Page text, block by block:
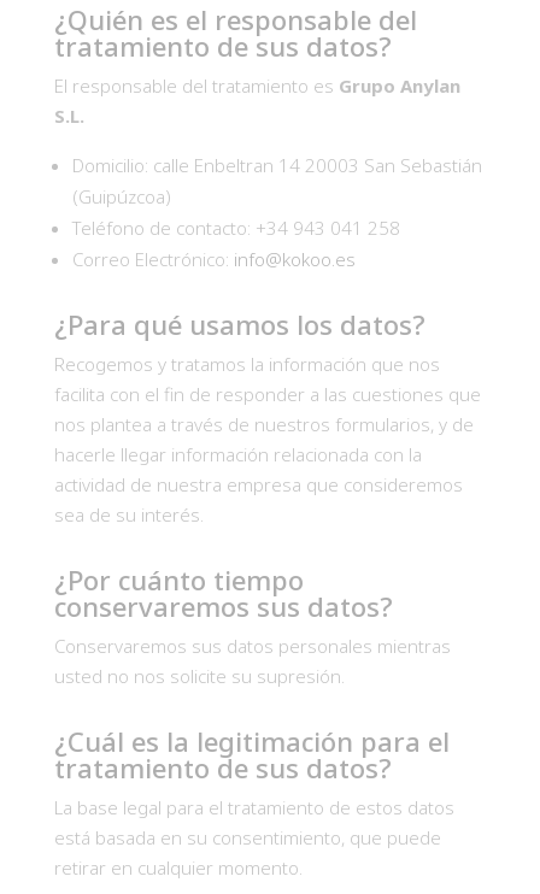
¿Quién es el responsable del
tratamiento de sus datos?
El responsable del tratamiento es Grupo Anylan
S.L.
Domicilio: calle Enbeltran 14 20003 San Sebastián
(Guipúzcoa)
Teléfono de contacto: +34 943 041 258
Correo Electrónico: info@kokoo.es
¿Para qué usamos los datos?
Recogemos y tratamos la información que nos
facilita con el fin de responder a las cuestiones que
nos plantea a través de nuestros formularios, y de
hacerle llegar información relacionada con la
actividad de nuestra empresa que consideremos
sea de su interés.
¿Por cuánto tiempo
conservaremos sus datos?
Conservaremos sus datos personales mientras
usted no nos solicite su supresión.
¿Cuál es la legitimación para el
tratamiento de sus datos?
La base legal para el tratamiento de estos datos
está basada en su consentimiento, que puede
retirar en cualquier momento.